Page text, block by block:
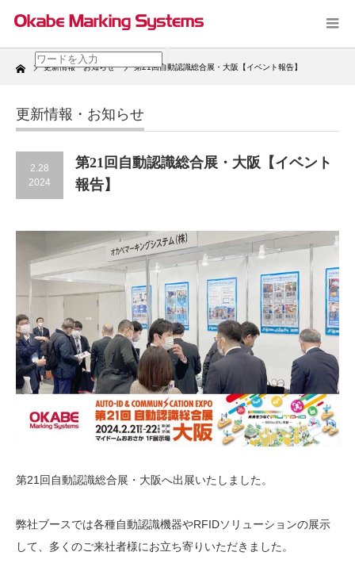
Home 更新情報・お知らせ 第21回自動認識総合展・大阪【イベント報告】
更新情報・お知らせ
2.28
2024
第21回自動認識総合展・大阪【イベント
報告】
第21回自動認識総合展・大阪へ出展いたしました。
弊社ブースでは各種自動認識機器やRFIDソリューションの展示
して、多くのご来社者様にお立ち寄りいただきました。